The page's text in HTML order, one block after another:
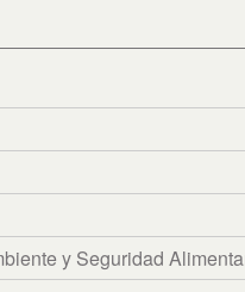
y Seguridad